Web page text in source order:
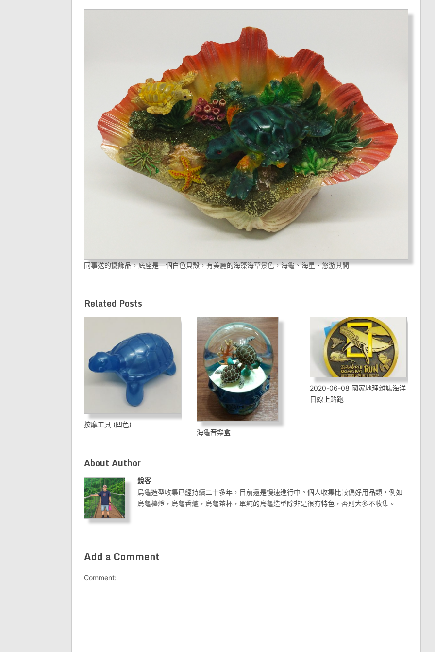
同事送的擺飾品，底座是一個白色貝殼，有美麗的海藻海草景色，海龜、海星、悠游其間
Related Posts
按摩工具 (四色)
海龜音樂盒
2020-06-08 國家地理雜誌海洋
日線上路跑
About Author
銳客
烏龜造型收集已經持續二十多年，目前還是慢速進行中。個人收集比較偏好用品類，例如
烏龜檯燈，烏龜香爐，烏龜茶杯，單純的烏龜造型除非是很有特色，否則大多不收集。
Add a Comment
Comment: